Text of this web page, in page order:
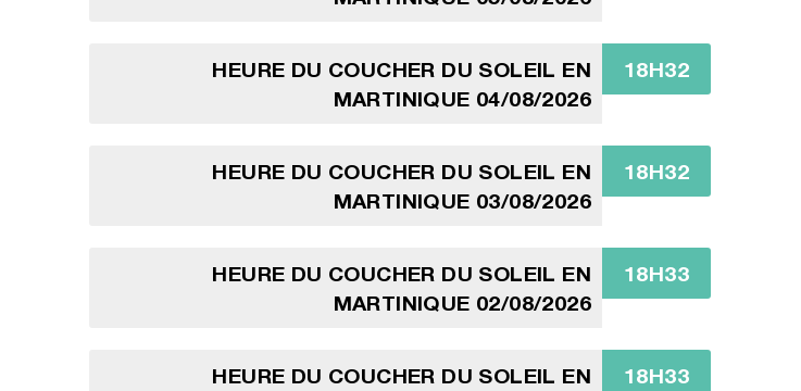
HEURE DU COUCHER DU SOLEIL EN
MARTINIQUE 04/08/2026
18H32
HEURE DU COUCHER DU SOLEIL EN
MARTINIQUE 03/08/2026
18H32
HEURE DU COUCHER DU SOLEIL EN
MARTINIQUE 02/08/2026
18H33
HEURE DU COUCHER DU SOLEIL EN
18H33